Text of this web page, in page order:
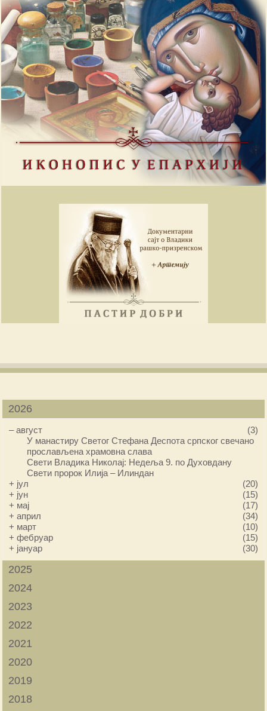
2026
–август
(3)
У манастиру Светог Стефана Деспота српског свечано
прослављена храмовна слава
Свети Владика Николај: Недеља 9. по Духовдану
Свети пророк Илија – Илиндан
+ јул
(20)
+ јун
(15)
+ мај
(17)
+април
(34)
+ март
(10)
+фебруар
(15)
+ јануар (30)
2025
2024
2023
2022
2021
2020
2019
2018